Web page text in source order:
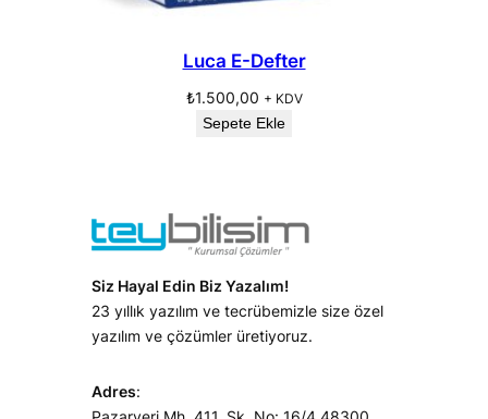
Luca E-Defter
₺1.500,00 + KDV
Sepete Ekle
Siz Hayal Edin Biz Yazalım!
23 yıllık yazılım ve tecrübemizle size özel
yazılım ve çözümler üretiyoruz.
Adres: